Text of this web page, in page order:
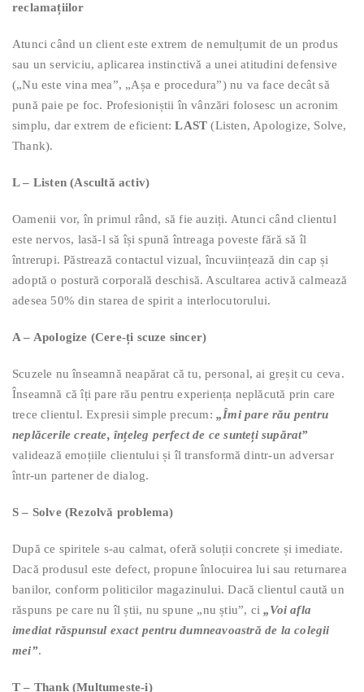
reclamațiilor
Atunci când un client este extrem de nemulțumit de un produs
sau un serviciu, aplicarea instinctivă a unei atitudini defensive
(„Nu este vina mea”, „Așa e procedura”) nu va face decât să
pună paie pe foc. Profesioniștii în vânzări folosesc un acronim
simplu, dar extrem de eficient:LAST (Listen, Apologize, Solve,
Thank).
L – Listen (Ascultă activ)
Oamenii vor, în primul rând, să fie auziți. Atunci când clientul
este nervos, lasă-l să își spună întreaga poveste fără să îl
întrerupi. Păstrează contactul vizual, încuviințează din cap și
adoptă o postură corporală deschisă. Ascultarea activă calmează
adesea 50% din starea de spirit a interlocutorului.
A – Apologize (Cere-ți scuze sincer)
Scuzele nu înseamnă neapărat că tu, personal, ai greșit cu ceva.
Înseamnă că îți pare rău pentru experiența neplăcută prin care
trece clientul. Expresii simple precum: „Îmi pare rău pentru
neplăcerile create, înțeleg perfect de ce sunteți supărat”
validează emoțiile clientului și îl transformă dintr-un adversar
într-un partener de dialog.
S – Solve (Rezolvă problema)
După ce spiritele s-au calmat, oferă soluții concrete și imediate.
Dacă produsul este defect, propune înlocuirea lui sau returnarea
banilor, conform politicilor magazinului. Dacă clientul caută un
răspuns pe care nu îl știi, nu spune „nu știu”, ci„Voi afla
imediat răspunsul exact pentru dumneavoastră de la colegii
mei”.
T – Thank (Mulțumește-i)